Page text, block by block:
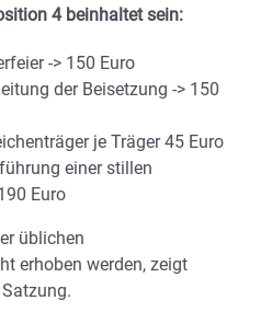
4 beinhaltet sein:
-> 150 Euro
der Beisetzung -> 150
je Träger 45 Euro
einer stillen
Euro
üblichen
erhoben werden, zeigt